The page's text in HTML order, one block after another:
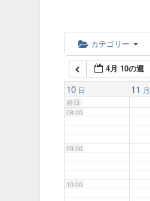
カテゴリー
4月 10の週
10 日 11 月
終日
06:00
07:00
08:00
09:00
10:00